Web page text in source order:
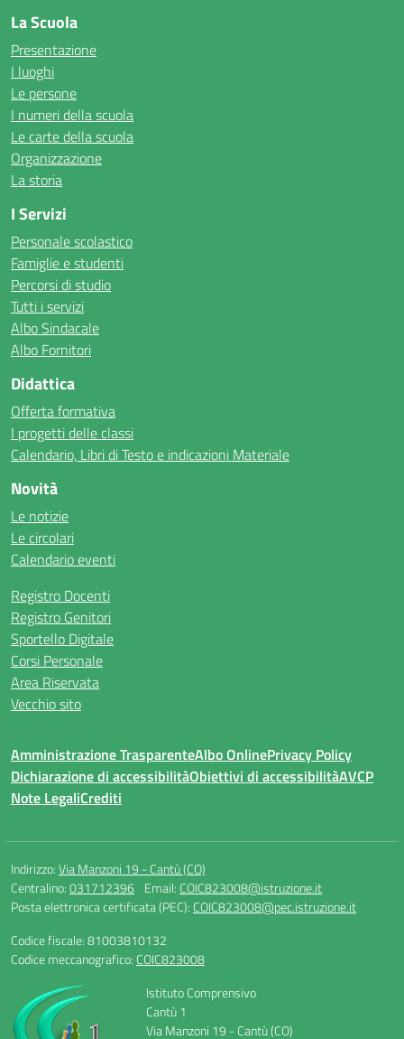
La Scuola
Presentazione
I luoghi
Le persone
I numeri della scuola
Le carte della scuola
Organizzazione
La storia
I Servizi
Personale scolastico
Famiglie e studenti
Percorsi di studio
Tutti i servizi
Albo Sindacale
Albo Fornitori
Didattica
Offerta formativa
I progetti delle classi
Calendario, Libri di Testo e indicazioni Materiale
Novità
Le notizie
Le circolari
Calendario eventi
Registro Docenti
Registro Genitori
Sportello Digitale
Corsi Personale
Area Riservata
Vecchio sito
Amministrazione TrasparenteAlbo OnlinePrivacy Policy
Dichiarazione di accessibilitàObiettivi di accessibilitàAVCP
Note LegaliCrediti
Indirizzo:Via Manzoni 19 - Cantù (CO)
Centralino:031712396 Email: COIC823008@istruzione.it
Posta elettronica certificata (PEC): COIC823008@pec.istruzione.it
Codice fiscale: 81003810132
Codice meccanografico: COIC823008
Istituto Comprensivo
Cantù 1
Via Manzoni 19 - Cantù (CO)